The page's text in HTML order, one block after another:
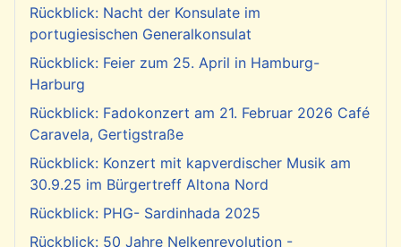
Rückblick: Nacht der Konsulate im
portugiesischen Generalkonsulat
Rückblick: Feier zum 25. April in Hamburg-
Harburg
Rückblick: Fadokonzert am 21. Februar 2026 Café
Caravela, Gertigstraße
Rückblick: Konzert mit kapverdischer Musik am
30.9.25 im Bürgertreff Altona Nord
Rückblick: PHG- Sardinhada 2025
Rückblick: 50 Jahre Nelkenrevolution -